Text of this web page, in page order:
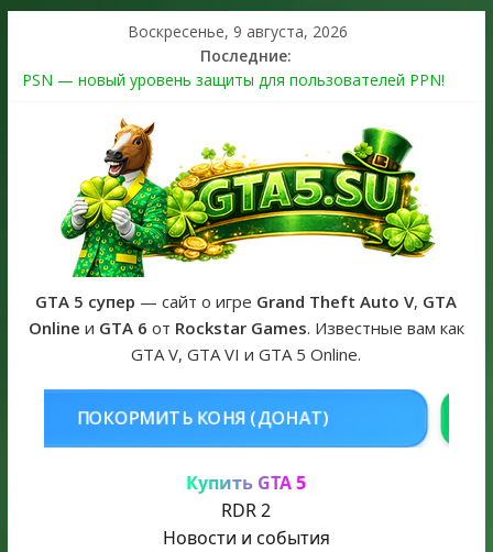
Воскресенье, 9 августа, 2026
Последние:
PSN — новый уровень защиты для пользователей PPN!
The Kortz Center Heist выйдет в GTA Online уже 14 июля
Регистрация в Rockstar Games Social Club ошибка #1.500.7:
как зарегистрировать аккаунт и войти без проблем в 2026
Получайте особые награды в GTA Online по программе
Fine Art Collector
GTA 6 официальная обложка игры и Предзаказ Grand Theft
Auto VI
GTA 5 супер — сайт о игре Grand Theft Auto V, GTA
Online и GTA 6 от Rockstar Games. Известные вам как
GTA V, GTA VI и GTA 5 Online.
(ДОНАТ) КУПИТЬ GTA 5
Купить GTA 5
RDR 2
Новости и события